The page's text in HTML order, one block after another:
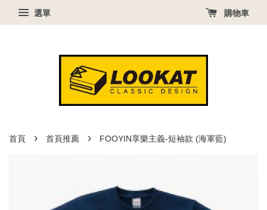
選單 購物車
首頁 › 首頁推薦 › FOOYIN享樂主義-短袖款 (海軍藍)